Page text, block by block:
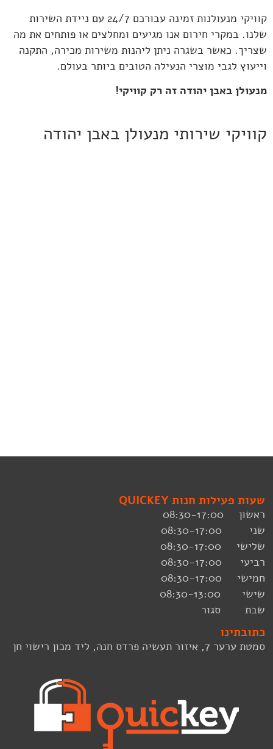
קוויקי מנעולנות זמינה עבורכם 24/7 עם ניידת השירות
שלנו. במקרי חירום אנו מגיעים ומחלצים או פותחים את מה
שצריך. כאשר בשגרה ניתן ליהנות משירות מכירה, התקנה
וייעוץ לגבי מוצרי הנעילה הטובים ביותר בעולם.
מנעולן באבן יהודה זה רק קוויקי!
קוויקי שירותי מנעולן באבן יהודה
שעות פעילות חנות QUICKEY
ראשון 08:30-17:00
שני 08:30-17:00
שלישי 08:30-17:00
רביעי 08:30-17:00
חמישי 08:30-17:00
שישי 08:30-13:00
שבת סגור
כתובתינו
סמטת ערער 7, איזור תעשיה פרדס חנה, ליד מכון רישוי חן